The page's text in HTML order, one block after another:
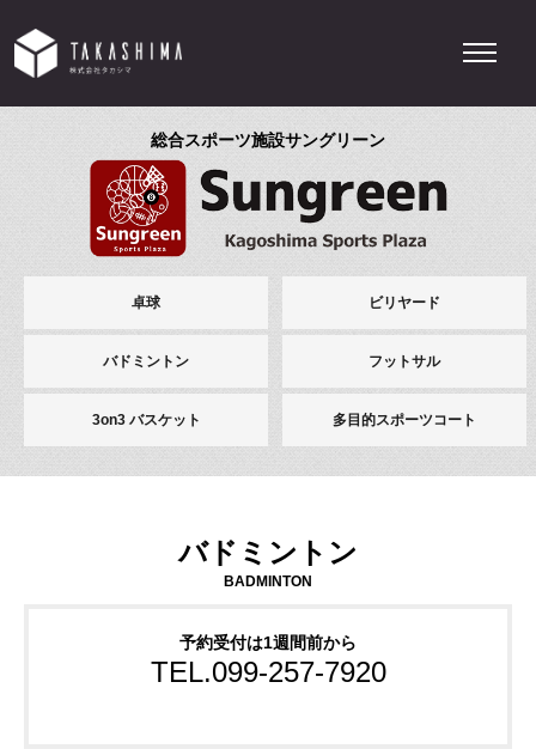
総合スポーツ施設サングリーン
卓球 ビリヤード
バドミントン フットサル
3on3 バスケット 多目的スポーツコート
バドミントン
BADMINTON
予約受付は1週間前から
TEL.099-257-7920